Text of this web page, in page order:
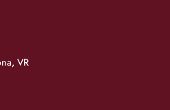
VR